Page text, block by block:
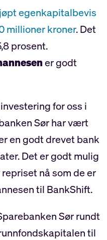
egenkapitalbevis
millioner kroner. Det
prosent.
er godt
for oss i
Sør har vært
en godt drevet bank
Det er godt mulig
nå som de er
til BankShift.
Sør rundt
til